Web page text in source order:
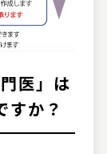
医」は
すか？